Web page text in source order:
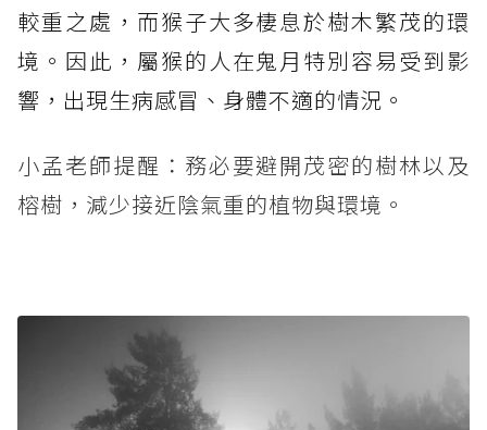
較重之處，而猴子大多棲息於樹木繁茂的環
境。因此，屬猴的人在鬼月特別容易受到影
響，出現生病感冒、身體不適的情況。
小孟老師提醒：務必要避開茂密的樹林以及
榕樹，減少接近陰氣重的植物與環境。